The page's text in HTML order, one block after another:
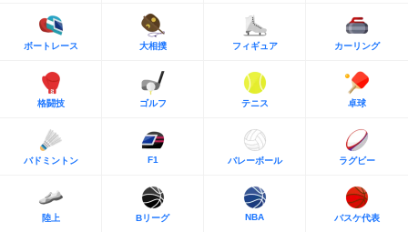
ボートレース 大相撲 フィギュア カーリング
格闘技 ゴルフ テニス 卓球
バドミントン F1 バレーボール ラグビー
陸上 Bリーグ NBA バスケ代表